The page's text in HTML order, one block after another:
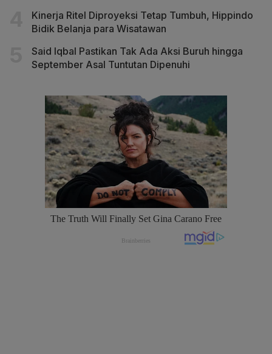
Kinerja Ritel Diproyeksi Tetap Tumbuh, Hippindo
Bidik Belanja para Wisatawan
Said Iqbal Pastikan Tak Ada Aksi Buruh hingga
September Asal Tuntutan Dipenuhi